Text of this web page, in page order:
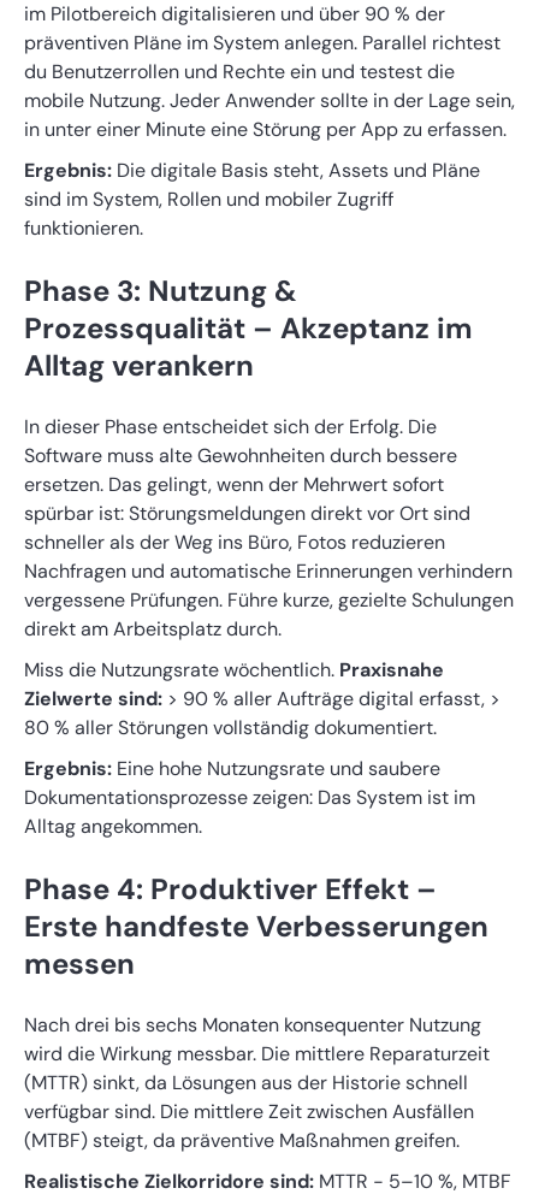
im Pilotbereich digitalisieren und über 90 % der
präventiven Pläne im System anlegen. Parallel richtest
du Benutzerrollen und Rechte ein und testest die
mobile Nutzung. Jeder Anwender sollte in der Lage sein,
in unter einer Minute eine Störung per App zu erfassen.
Ergebnis: Die digitale Basis steht, Assets und Pläne
sind im System, Rollen und mobiler Zugriff
funktionieren.
Phase 3: Nutzung &
Prozessqualität – Akzeptanz im
Alltag verankern
In dieser Phase entscheidet sich der Erfolg. Die
Software muss alte Gewohnheiten durch bessere
ersetzen. Das gelingt, wenn der Mehrwert sofort
spürbar ist: Störungsmeldungen direkt vor Ort sind
schneller als der Weg ins Büro, Fotos reduzieren
Nachfragen und automatische Erinnerungen verhindern
vergessene Prüfungen. Führe kurze, gezielte Schulungen
direkt am Arbeitsplatz durch.
Miss die Nutzungsrate wöchentlich. Praxisnahe
Zielwerte sind: > 90 % aller Aufträge digital erfasst, >
80 % aller Störungen vollständig dokumentiert.
Ergebnis: Eine hohe Nutzungsrate und saubere
Dokumentationsprozesse zeigen: Das System ist im
Alltag angekommen.
Phase 4: Produktiver Effekt –
Erste handfeste Verbesserungen
messen
Nach drei bis sechs Monaten konsequenter Nutzung
wird die Wirkung messbar. Die mittlere Reparaturzeit
(MTTR) sinkt, da Lösungen aus der Historie schnell
verfügbar sind. Die mittlere Zeit zwischen Ausfällen
(MTBF) steigt, da präventive Maßnahmen greifen.
Realistische Zielkorridore sind: MTTR − 5–10 %, MTBF